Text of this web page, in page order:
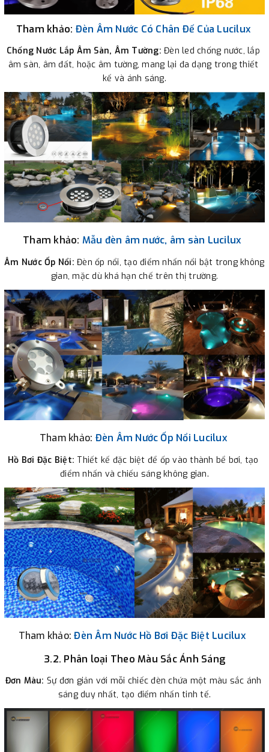
Tham khảo: Đèn Âm Nước Có Chân Đế Của Lucilux
Chống Nước Lắp Âm Sàn, Âm Tường: Đèn led chống nước, lắp
âm sàn, âm đất, hoặc âm tường, mang lại đa dạng trong thiết
kế và ánh sáng.
Tham khảo: Mẫu đèn âm nước, âm sàn Lucilux
Âm Nước Ốp Nổi: Đèn ốp nổi, tạo điểm nhấn nổi bật trong không
gian, mặc dù khá hạn chế trên thị trường.
Tham khảo: Đèn Âm Nước Ốp Nổi Lucilux
Hồ Bơi Đặc Biệt: Thiết kế đặc biệt để ốp vào thành bể bơi, tạo
điểm nhấn và chiếu sáng không gian.
Tham khảo:ĐènÂm Nước Hồ Bơi Đặc Biệt Lucilux
3.2. Phân loại Theo Màu Sắc Ánh Sáng
Đơn Màu: Sự đơn giản với mỗi chiếc đèn chứa một màu sắc ánh
sáng duy nhất, tạo điểm nhấn tinh tế.